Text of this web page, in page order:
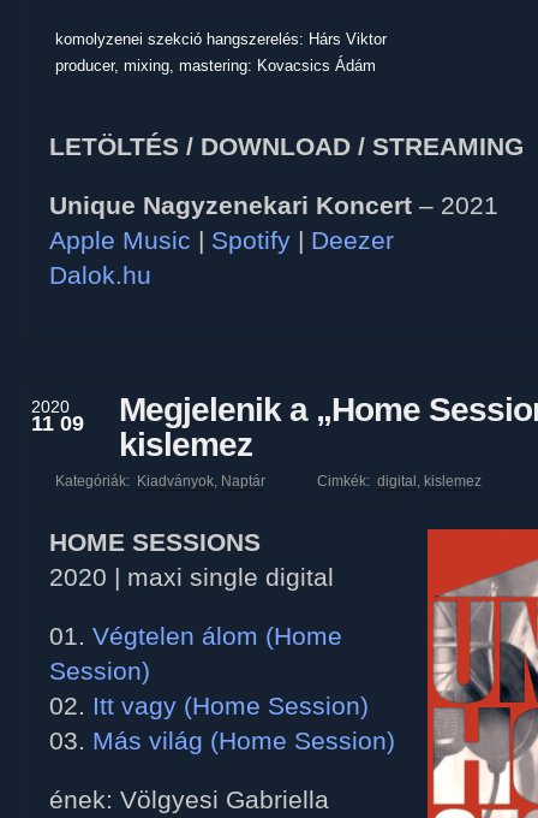
komolyzenei szekció hangszerelés: Hárs Viktor
producer, mixing, mastering: Kovacsics Ádám
LETÖLTÉS / DOWNLOAD / STREAMING
Unique Nagyzenekari Koncert – 2021
Apple Music | Spotify | Deezer
Dalok.hu
2020
11 09
Megjelenik a „Home
kislemez
Kategóriák: Kiadványok, Naptár Cimkék: digital , kislemez
HOME SESSIONS
2020 | maxi single digital
01. Végtelen álom (Home
Session)
02. Itt vagy (Home Session)
03. Más világ (Home Session)
ének: Völgyesi Gabriella